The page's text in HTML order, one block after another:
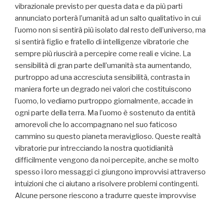
vibrazionale previsto per questa data e da più parti
annunciato porterà l’umanità ad un salto qualitativo in cui
l’uomo non si sentirà più isolato dal resto dell’universo, ma
si sentirà figlio e fratello di intelligenze vibratorie che
sempre più riuscirà a percepire come reali e vicine. La
sensibilità di gran parte dell’umanità sta aumentando,
purtroppo ad una accresciuta sensibilità, contrasta in
maniera forte un degrado nei valori che costituiscono
l’uomo, lo vediamo purtroppo giornalmente, accade in
ogni parte della terra. Ma l’uomo è sostenuto da entità
amorevoli che lo accompagnano nel suo faticoso
cammino su questo pianeta meraviglioso. Queste realtà
vibratorie pur intrecciando la nostra quotidianità
difficilmente vengono da noi percepite, anche se molto
spesso i loro messaggi ci giungono improvvisi attraverso
intuizioni che ci aiutano a risolvere problemi contingenti.
Alcune persone riescono a tradurre queste improvvise